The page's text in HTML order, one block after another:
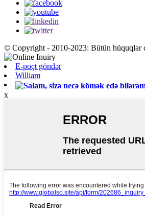
© Copyright - 2010-2023: Bütün hüquqlar
E-poçt göndər
William
x